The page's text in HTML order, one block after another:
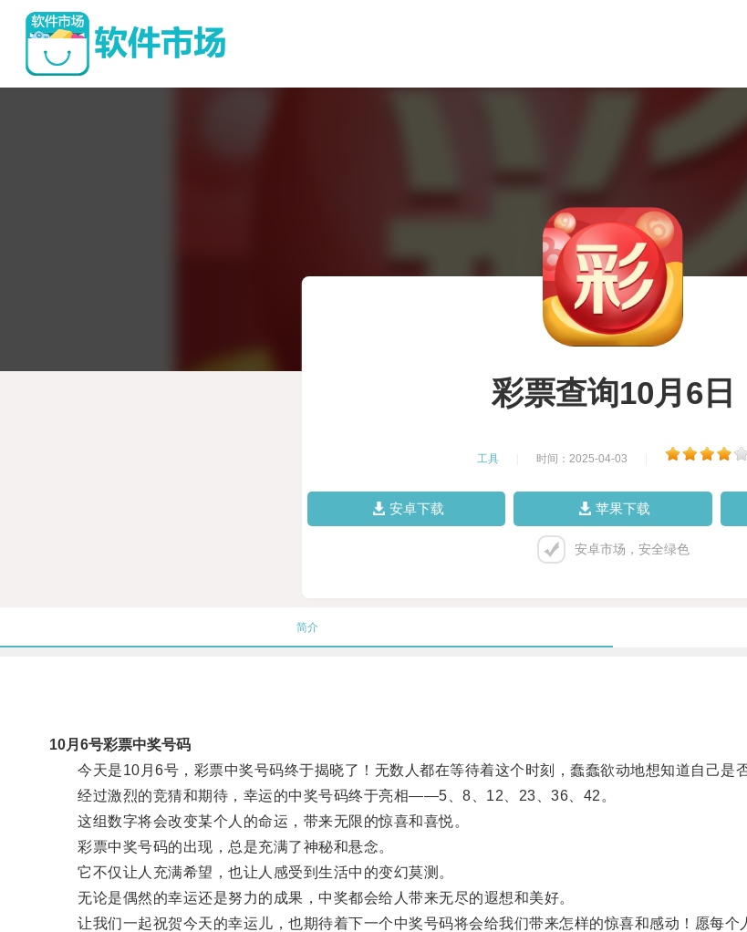
彩票查询10月6日
工具 时间：2025-04-03
安卓下载 苹果下载
安卓市场，安全绿色
简介
10月6号彩票中奖号码
今天是10月6号，彩票中奖号码终于揭晓了！无数人都在等待着这个时刻，蠢蠢欲动地想知道自己是否
经过激烈的竞猜和期待，幸运的中奖号码终于亮相——5、8、12、23、36、42。
这组数字将会改变某个人的命运，带来无限的惊喜和喜悦。
彩票中奖号码的出现，总是充满了神秘和悬念。
它不仅让人充满希望，也让人感受到生活中的变幻莫测。
无论是偶然的幸运还是努力的成果，中奖都会给人带来无尽的遐想和美好。
让我们一起祝贺今天的幸运儿，也期待着下一个中奖号码将会给我们带来怎样的惊喜和感动！愿每个